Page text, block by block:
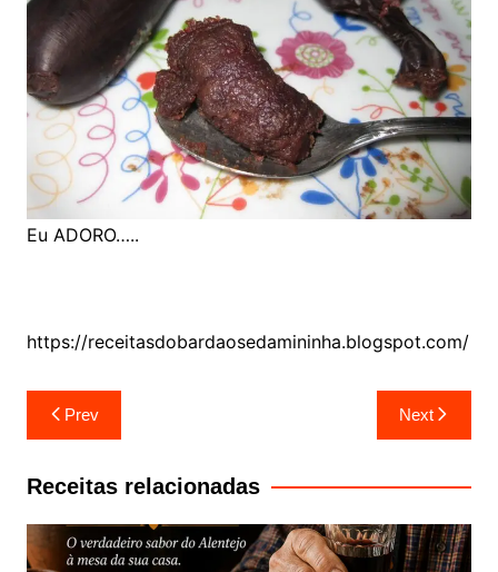
Eu ADORO…..
https://receitasdobardaosedamininha.blogspot.com/
Navegação
de
artigos
Prev Next
Receitas relacionadas